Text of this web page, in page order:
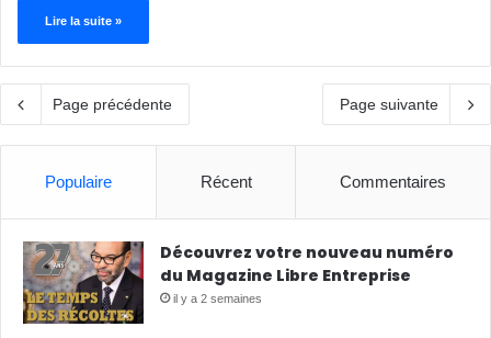
Lire la suite »
Page précédente Page suivante
Populaire Récent Commentaires
Découvrez votre nouveau numéro
du Magazine Libre Entreprise
il y a 2 semaines